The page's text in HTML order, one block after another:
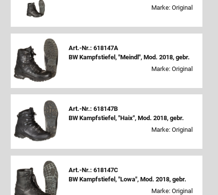
Marke: Original
Art.-Nr.: 618147A
BW Kampfstiefel, "Meindl", Mod. 2018, gebr.
Marke: Original
Art.-Nr.: 618147B
BW Kampfstiefel, "Haix", Mod. 2018, gebr.
Marke: Original
Art.-Nr.: 618147C
BW Kampfstiefel, "Lowa", Mod. 2018, gebr.
Marke: Original